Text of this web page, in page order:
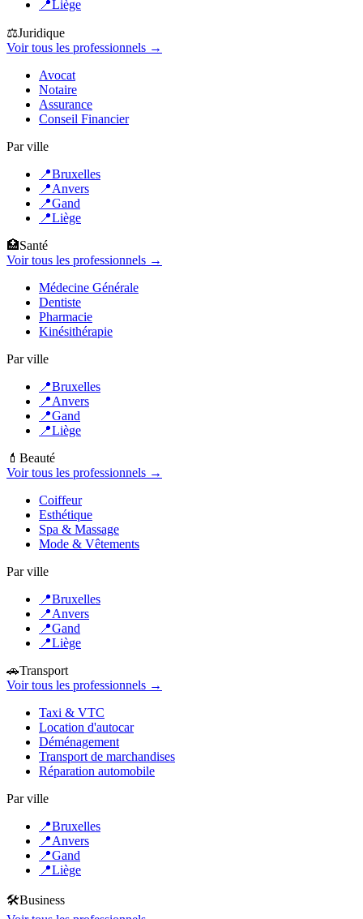
📍Liège
⚖️Juridique
Voir tous les professionnels →
Avocat
Notaire
Assurance
Conseil Financier
Par ville
📍Bruxelles
📍Anvers
📍Gand
📍Liège
🏥Santé
Voir tous les professionnels →
Médecine Générale
Dentiste
Pharmacie
Kinésithérapie
Par ville
📍Bruxelles
📍Anvers
📍Gand
📍Liège
💄 Beauté
Voir tous les professionnels →
Coiffeur
Esthétique
Spa & Massage
Mode & Vêtements
Par ville
📍Bruxelles
📍Anvers
📍Gand
📍Liège
🚗Transport
Voir tous les professionnels →
Taxi & VTC
Location d'autocar
Déménagement
Transport de marchandises
Réparation automobile
Par ville
📍Bruxelles
📍Anvers
📍Gand
📍Liège
🛠️Business